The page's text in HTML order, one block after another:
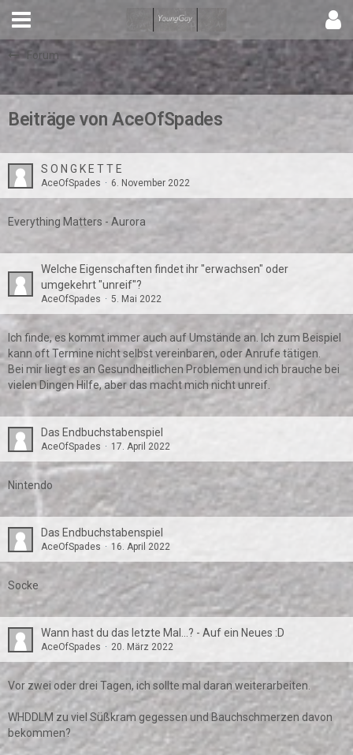
Forum
Beiträge von AceOfSpades
S O N G K E T T E
AceOfSpades 6. November 2022
Everything Matters - Aurora
Welche Eigenschaften findet ihr "erwachsen" oder
umgekehrt "unreif"?
AceOfSpades 5. Mai 2022
Ich finde, es kommt immer auch auf Umstände an. Ich zum Beispiel
kann oft Termine nicht selbst vereinbaren, oder Anrufe tätigen.
Bei mir liegt es an Gesundheitlichen Problemen und ich brauche bei
vielen Dingen Hilfe, aber das macht mich nicht unreif.
Das Endbuchstabenspiel
AceOfSpades 17. April 2022
Nintendo
Das Endbuchstabenspiel
AceOfSpades 16. April 2022
Socke
Wann hast du das letzte Mal...? - Auf ein Neues :D
AceOfSpades 20. März 2022
Vor zwei oder drei Tagen, ich sollte mal daran weiterarbeiten.
WHDDLM zu viel Süßkram gegessen und Bauchschmerzen davon
bekommen?